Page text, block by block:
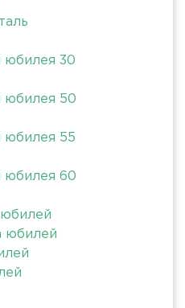
юбилея 30
юбилея 50
юбилея 55
юбилея 60
юбилей